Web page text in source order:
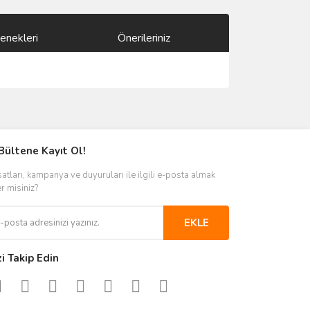
Önerileriniz
Kayıt Ol!
kampanya ve duyuruları ile ilgili e-posta almak
misiniz?
EKLE
Takip Edin